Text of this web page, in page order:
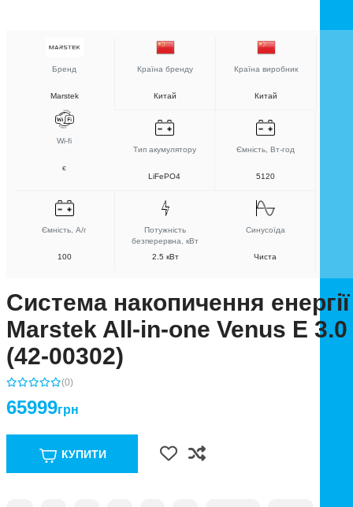
Бренд
Marstek
Країна бренду
Китай
Країна виробник
Китай
Wi-fi
є
Тип акумулятору
LiFePO4
Ємність, Вт-год
5120
Ємність, А/г
100
Потужність
безперервна, кВт
2.5 кВт
Синусоїда
Чиста
Система накопичення енергії
Marstek All-in-one Venus E 3.0
(42-00302)
(0)
65999грн
КУПИТИ